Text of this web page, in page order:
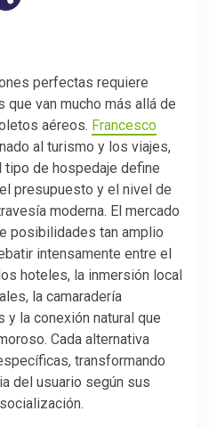
perfectas requiere
van mucho más allá de
aéreos. Francesco
al turismo y los viajes,
de hospedaje define
presupuesto y el nivel de
moderna. El mercado
posibilidades tan amplio
intensamente entre el
hoteles, la inmersión local
la camaradería
la conexión natural que
Cada alternativa
transformando
del usuario según sus